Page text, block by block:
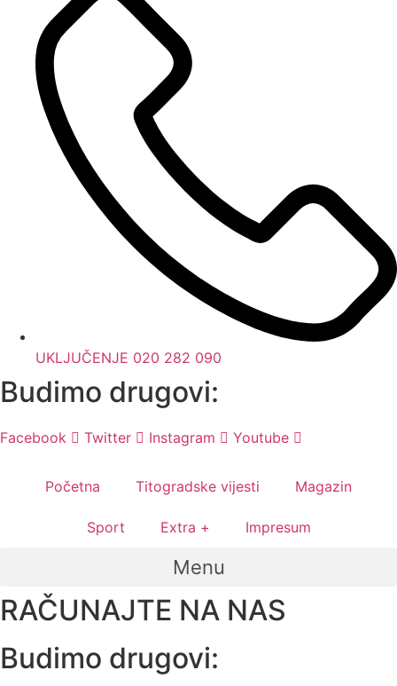
UKLJUČENJE 020 282 090
Budimo drugovi:
Facebook Twitter Instagram Youtube
Početna Titogradske vijesti Magazin
Sport Extra + Impresum
Menu
RAČUNAJTE NA NAS
Budimo drugovi: